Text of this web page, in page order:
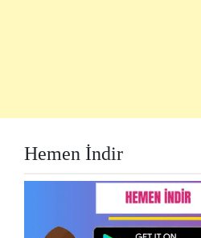
Hemen İndir